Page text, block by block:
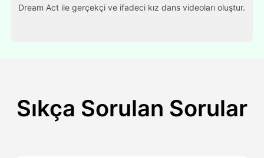
Dream Act ile gerçekçi ve ifadeci kız dans videoları oluştur.
Sıkça Sorulan Sorular